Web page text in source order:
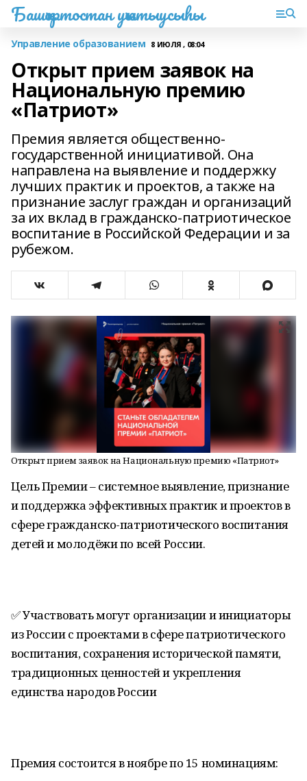
Башҡортостан уҡытыусыһы
Управление образованием 8 ИЮЛЯ , 08:04
Открыт прием заявок на
Национальную премию
«Патриот»
Премия является общественно-
государственной инициативой. Она
направлена на выявление и поддержку
лучших практик и проектов, а также на
признание заслуг граждан и организаций
за их вклад в гражданско-патриотическое
воспитание в Российской Федерации и за
рубежом.
Открыт прием заявок на Национальную премию «Патриот»
Цель Премии – системное выявление, признание
и поддержка эффективных практик и проектов в
сфере гражданско-патриотического воспитания
детей и молодёжи по всей России.
✅ Участвовать могут организации и инициаторы
из России с проектами в сфере патриотического
воспитания, сохранения исторической памяти,
традиционных ценностей и укрепления
единства народов России
Премия состоится в ноябре по 15 номинациям: